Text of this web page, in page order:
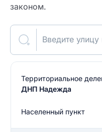
законом.
Введите
Территориальное
ДНП Надежда
Населенный пункт